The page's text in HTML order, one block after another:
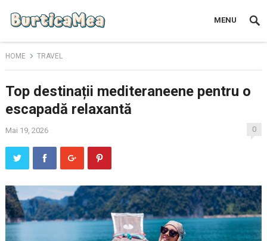
MENU
HOME TRAVEL
Top destinații mediteraneene pentru o
escapadă relaxantă
Mai 19, 2026 0